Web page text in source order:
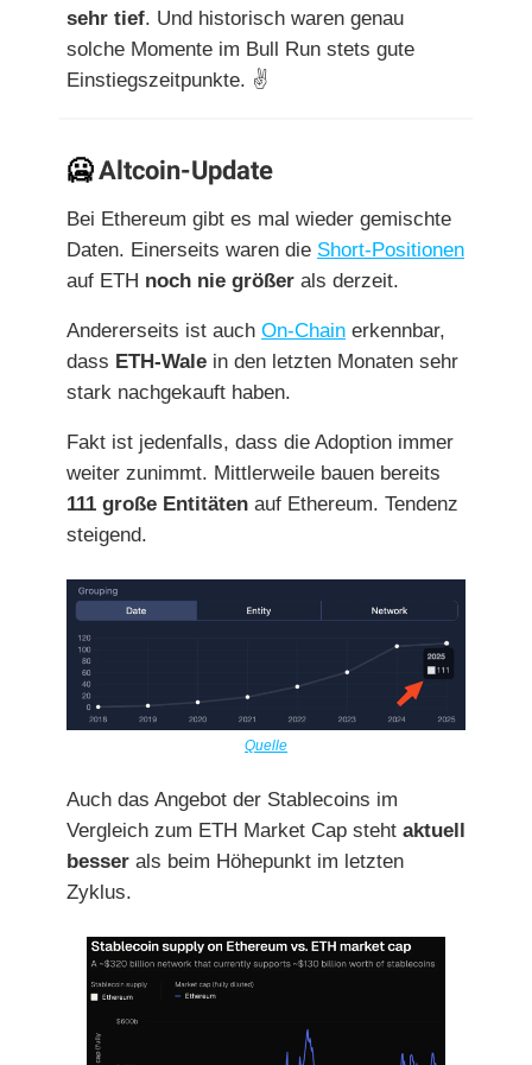
sehr tief. Und historisch waren genau
solche Momente im Bull Run stets gute
Einstiegszeitpunkte. ✌
🥶Altcoin-Update
Bei Ethereum gibt es mal wieder gemischte
Daten. Einerseits waren die Short-Positionen
auf ETH noch nie größer als derzeit.
Andererseits ist auch On-Chain erkennbar,
dass ETH-Wale in den letzten Monaten sehr
stark nachgekauft haben.
Fakt ist jedenfalls, dass die Adoption immer
weiter zunimmt. Mittlerweile bauen bereits
111 große Entitäten auf Ethereum. Tendenz
steigend.
Quelle
Auch das Angebot der Stablecoins im
Vergleich zum ETH Market Cap steht aktuell
besser als beim Höhepunkt im letzten
Zyklus.